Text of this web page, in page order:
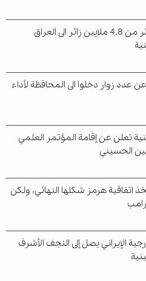
دخول أكثر من 4.8 ملايين زائر الى العراق
عدد زوار دخلوا الى المحافظة لأداء
تعلن عن إقامة المؤتمر العلمي
الحسيني
اتفاقية هرمز شكلها النهائي، ولكن
الإيراني يصل إلى النجف الأشرف